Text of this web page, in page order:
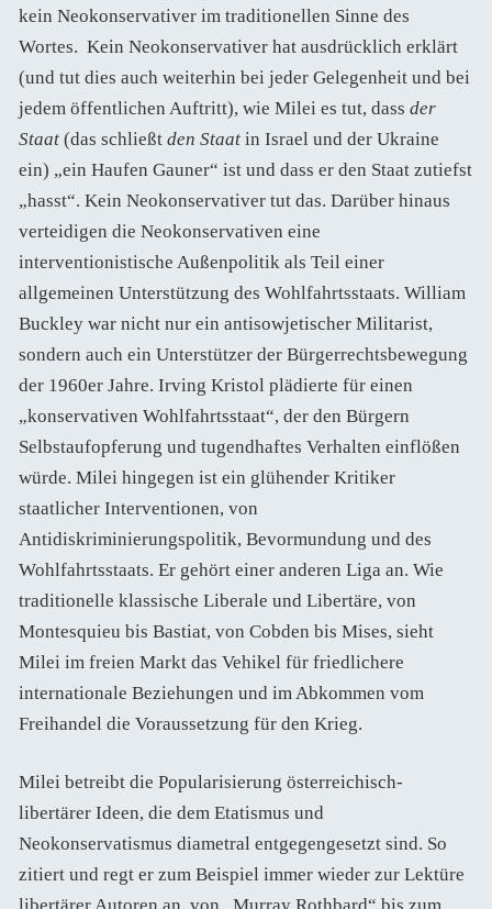
kein Neokonservativer im traditionellen Sinne des
Wortes. Kein Neokonservativer hat ausdrücklich erklärt
(und tut dies auch weiterhin bei jeder Gelegenheit und bei
jedem öffentlichen Auftritt), wie Milei es tut, dass der
Staat (das schließt den Staat in Israel und der Ukraine
ein) „ein Haufen Gauner“ ist und dass er den Staat zutiefst
„hasst“. Kein Neokonservativer tut das. Darüber hinaus
verteidigen die Neokonservativen eine
interventionistische Außenpolitik als Teil einer
allgemeinen Unterstützung des Wohlfahrtsstaats. William
Buckley war nicht nur ein antisowjetischer Militarist,
sondern auch ein Unterstützer der Bürgerrechtsbewegung
der 1960er Jahre. Irving Kristol plädierte für einen
„konservativen Wohlfahrtsstaat“, der den Bürgern
Selbstaufopferung und tugendhaftes Verhalten einflößen
würde. Milei hingegen ist ein glühender Kritiker
staatlicher Interventionen, von
Antidiskriminierungspolitik, Bevormundung und des
Wohlfahrtsstaats. Er gehört einer anderen Liga an. Wie
traditionelle klassische Liberale und Libertäre, von
Montesquieu bis Bastiat, von Cobden bis Mises, sieht
Milei im freien Markt das Vehikel für friedlichere
internationale Beziehungen und im Abkommen vom
Freihandel die Voraussetzung für den Krieg.
Milei betreibt die Popularisierung österreichisch-
libertärer Ideen, die dem Etatismus und
Neokonservatismus diametral entgegengesetzt sind. So
zitiert und regt er zum Beispiel immer wieder zur Lektüre